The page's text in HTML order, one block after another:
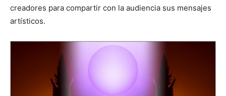
creadores para compartir con la audiencia sus mensajes
artísticos.